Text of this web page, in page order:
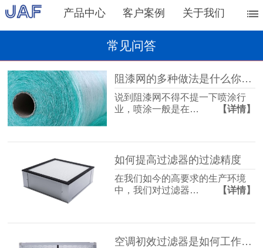
产品中心 客户案例 关于我们
常见问答
阻漆网的多种做法是什么你知道吗？
说到阻漆网不得不提一下喷涂行
业，喷涂一般是在…
【详情】
如何提高过滤器的过滤精度
在我们如今的高要求的生产环境
中，我们对过滤器…
【详情】
空调初效过滤器是如何工作的呢？